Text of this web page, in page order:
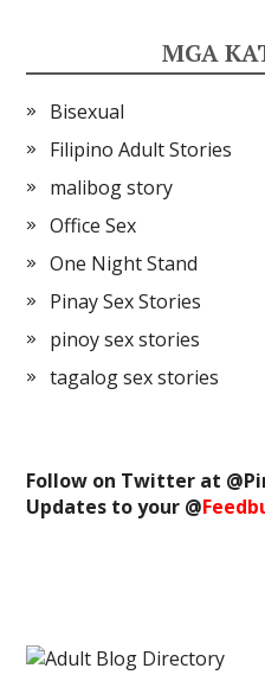
MGA
Bisexual
Filipino Adult Stories
malibog story
Office Sex
One Night Stand
Pinay Sex Stories
pinoy sex stories
tagalog sex stories
Follow on Twitter at @
Updates to your @